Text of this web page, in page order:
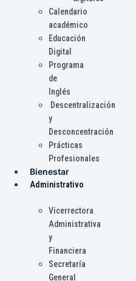
Calendario
académico
Educación
Digital
Programa
de
Inglés
Descentralización
y
Desconcentración
Prácticas
Profesionales
Bienestar
Administrativo
Vicerrectora
Administrativa
y
Financiera
Secretaría
General